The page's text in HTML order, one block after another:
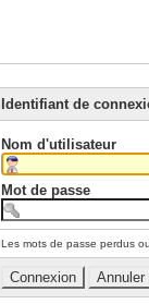
Identifiant de
Nom d'utilisateur
Mot de passe
Les mots de passe perdus